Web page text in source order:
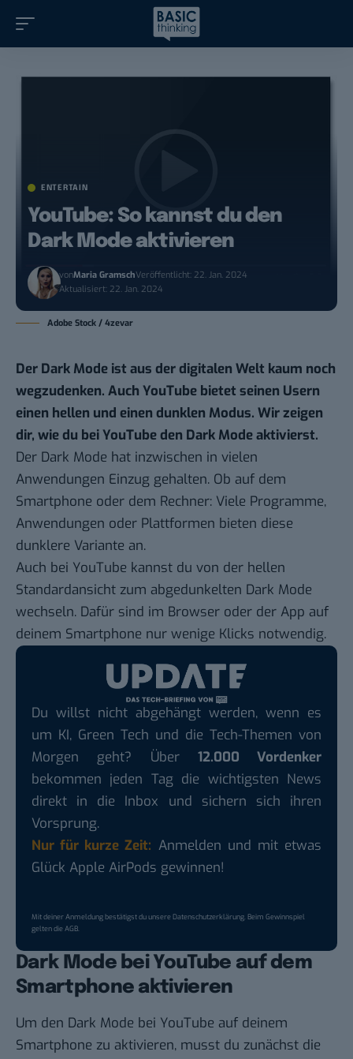
ENTERTAIN
YouTube: So kannst du den
Dark Mode aktivieren
vonMaria GramschVeröffentlicht: 22. Jan. 2024
Aktualisiert: 22. Jan. 2024
Adobe Stock / 4zevar
Der Dark Mode ist aus der digitalen Welt kaum noch
wegzudenken. Auch YouTube bietet seinen Usern
einen hellen und einen dunklen Modus. Wir zeigen
dir, wie du bei YouTube den Dark Mode aktivierst.
Der Dark Mode hat inzwischen in vielen
Anwendungen Einzug gehalten. Ob auf dem
Smartphone oder dem Rechner: Viele Programme,
Anwendungen oder Plattformen bieten diese
dunklere Variante an.
Auch bei YouTube kannst du von der hellen
Standardansicht zum abgedunkelten Dark Mode
wechseln. Dafür sind im Browser oder der App auf
deinem Smartphone nur wenige Klicks notwendig.
Du willst nicht abgehängt werden, wenn es
um KI, Green Tech und die Tech-Themen von
Morgen geht? Über 12.000 Vordenker
bekommen jeden Tag die wichtigsten News
direkt in die Inbox und sichern sich ihren
Vorsprung.
Nur für kurze Zeit: Anmelden und mit etwas
Glück Apple AirPods gewinnen!
Mit deiner Anmeldung bestätigst du unsereDatenschutzerklärung. Beim Gewinnspiel
gelten dieAGB.
Dark Mode bei YouTube auf dem
Smartphone aktivieren
Um den Dark Mode bei YouTube auf deinem
Smartphone zu aktivieren, musst du zunächst die